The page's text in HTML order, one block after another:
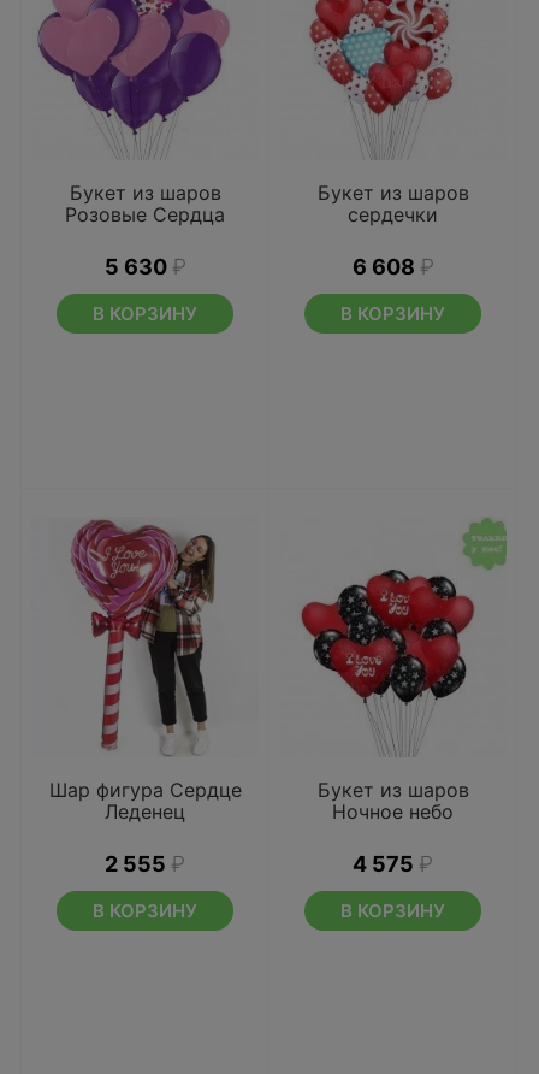
Букет из шаров
Розовые Сердца
5 630 ₽
В КОРЗИНУ
Букет из шаров
сердечки
6 608 ₽
В КОРЗИНУ
Шар фигура Сердце
Леденец
2 555 ₽
В КОРЗИНУ
Букет из шаров
Ночное небо
4 575 ₽
В КОРЗИНУ